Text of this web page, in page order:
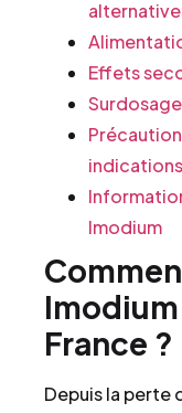
Effets
indications
Imodium
France ?
Depuis la perte